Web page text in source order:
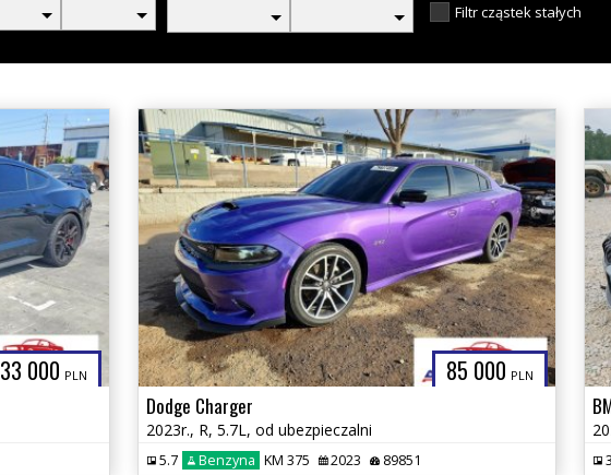
Filtr cząstek stałych
000 PLN 85 000 PLN
Dodge Charger
2023r., R, 5.7L, od ubezpieczalni
5.7 Benzyna KM 375 2023 89851